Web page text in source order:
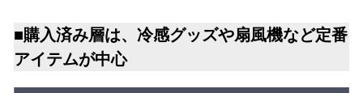
■購入済み層は、冷感グッズや扇風機など定番
アイテムが中心